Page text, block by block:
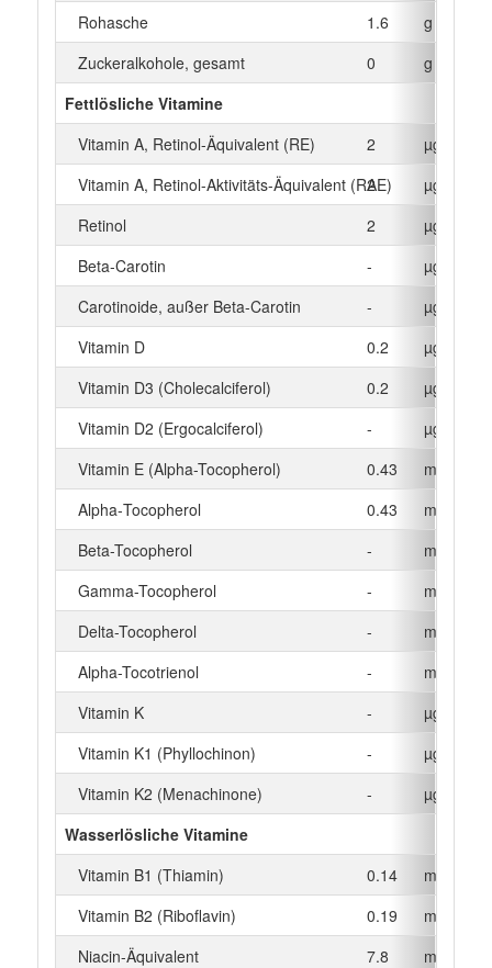
Rohasche
1.6
g
Zuckeralkohole, gesamt
0
g
Fettlösliche Vitamine
Vitamin A, Retinol-Äquivalent (RE)
2
µg
Vitamin A, Retinol-Aktivitäts-Äquivalent (RAE)
2
µg
Retinol
2
µg
Beta‑Carotin
-
µg
Carotinoide, außer Beta-Carotin
-
µg
Vitamin D
0.2
µg
Vitamin D3 (Cholecalciferol)
0.2
µg
Vitamin D2 (Ergocalciferol)
-
µg
Vitamin E (Alpha-Tocopherol)
0.43
mg
Alpha‑Tocopherol
0.43
mg
Beta-Tocopherol
-
mg
Gamma-Tocopherol
-
mg
Delta-Tocopherol
-
mg
Alpha-Tocotrienol
-
mg
Vitamin K
-
µg
Vitamin K1 (Phyllochinon)
-
µg
Vitamin K2 (Menachinone)
-
µg
Wasserlösliche Vitamine
Vitamin B1 (Thiamin)
0.14
mg
Vitamin B2 (Riboflavin)
0.19
mg
Niacin-Äquivalent
7.8
mg